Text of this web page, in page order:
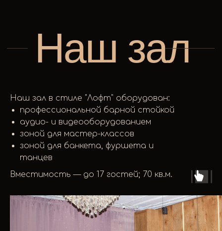
Наш зал в стиле "Лофт" оборудован:
профессиональной барной стойкой
аудио- и видеооборудованием
зоной для мастер-классов
зоной для банкета, фуршета и
танцев
Вместимость — до 17 гостей; 70 кв.м.